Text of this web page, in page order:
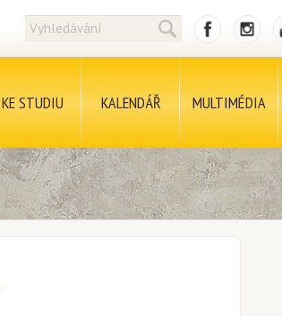
KE STUDIU KALENDÁŘ MULTIMÉDIA